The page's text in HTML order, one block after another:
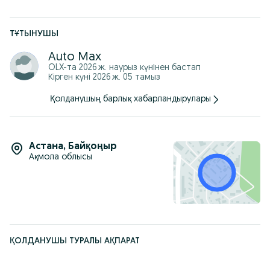
На все виды машины звоните
ТҰТЫНУШЫ
Auto Max
OLX-та 2026 ж. наурыз күнінен бастап
Кірген күні 2026 ж. 05 тамыз
Қолданушың барлық хабарландырулары
Астана, Байқоңыр
Ақмола облысы
ҚОЛДАНУШЫ ТУРАЛЫ АҚПАРАТ